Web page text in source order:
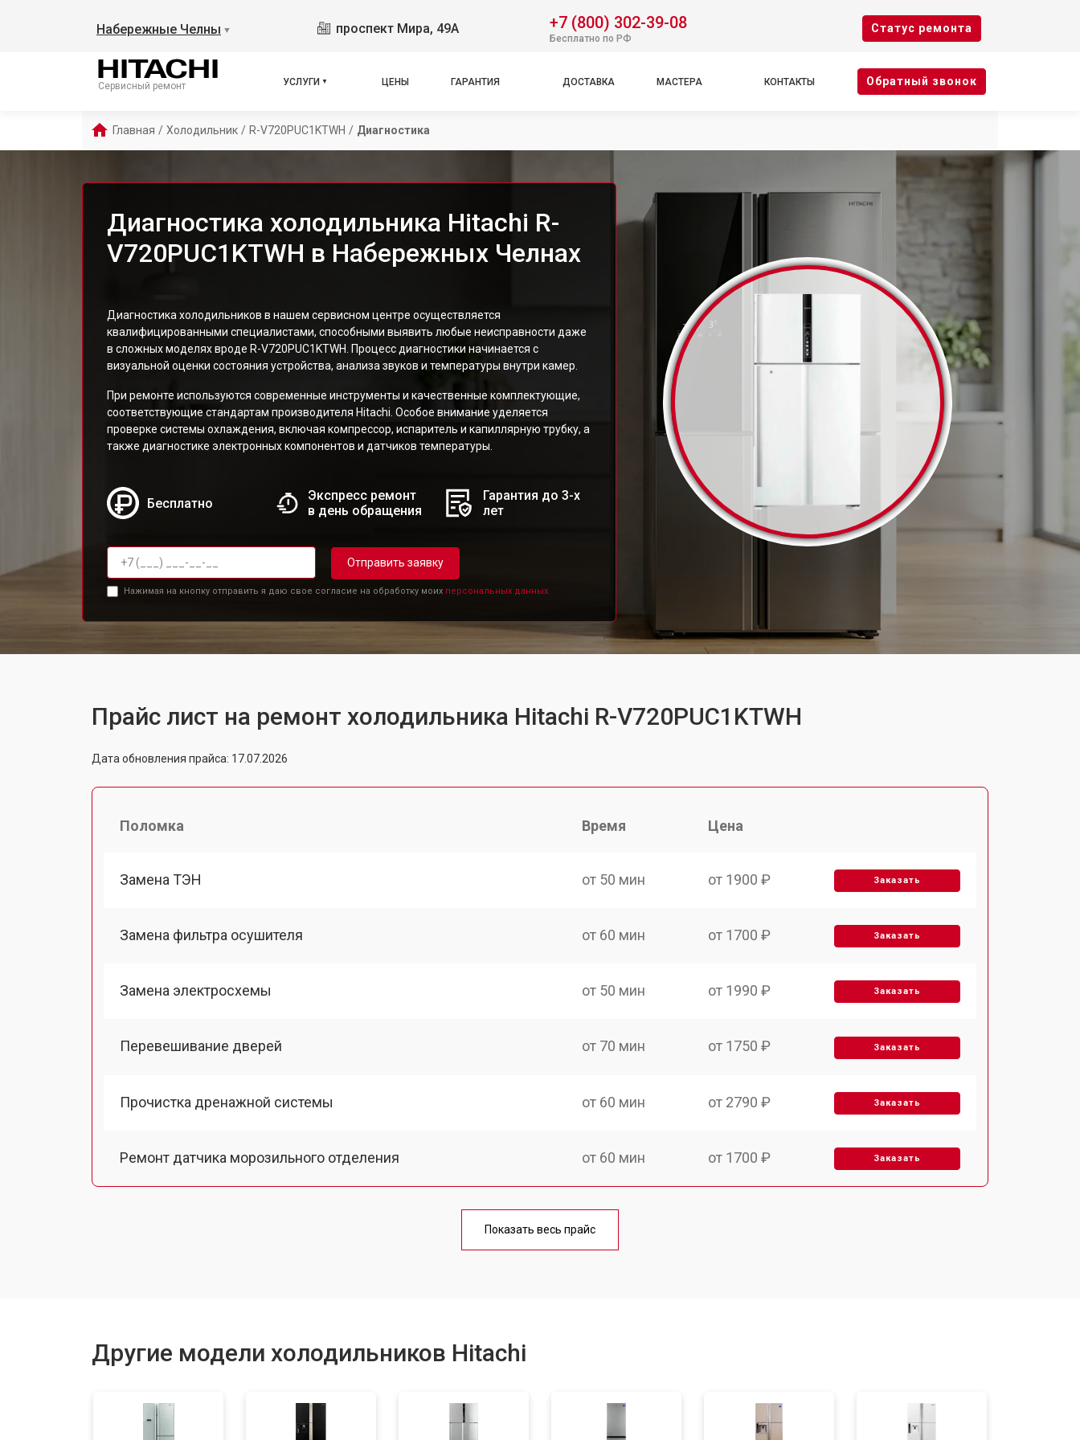
Набережные Челны ▼ проспект Мира, 49А +7 (800) 302-39-08
Бесплатно по РФ
Cтатус ремонта
Сервисный ремонт УСЛУГИ ЦЕНЫ ГАРАНТИЯ ДОСТАВКА МАСТЕРА КОНТАКТЫ Oбратный звонок
Главная / Холодильник / R-V720PUC1KTWH / Диагностика
Диагностика холодильника Hitachi R-
V720PUC1KTWH в Набережных Челнах
Диагностика холодильников в нашем сервисном центре осуществляется
квалифицированными специалистами, способными выявить любые неисправности даже
в сложных моделях вроде R-V720PUC1KTWH. Процесс диагностики начинается с
визуальной оценки состояния устройства, анализа звуков и температуры внутри камер.
При ремонте используются современные инструменты и качественные комплектующие,
соответствующие стандартам производителя Hitachi. Особое внимание уделяется
проверке системы охлаждения, включая компрессор, испаритель и капиллярную трубку, а
также диагностике электронных компонентов и датчиков температуры.
Бесплатно
Экспресс ремонт
в день обращения
Гарантия до 3-х
лет
Отправить заявку
Нажимая на кнопку отправить я даю свое согласие на обработку моих персональных данных.
Прайс лист на ремонт холодильника Hitachi R-V720PUC1KTWH
Дата обновления прайса: 17.07.2026
Поломка Время Цена
Замена ТЭН от 50 мин от 1900 ₽ Заказать
Замена фильтра осушителя от 60 мин от 1700 ₽ Заказать
Замена электросхемы от 50 мин от 1990 ₽ Заказать
Перевешивание дверей от 70 мин от 1750 ₽ Заказать
Прочистка дренажной системы от 60 мин от 2790 ₽ Заказать
Ремонт датчика морозильного отделения от 60 мин от 1700 ₽ Заказать
от 50 мин
Замена платы управления (мат.платы, мейн платы) от 50 мин от 1700 ₽ Заказать
Показать весь прайс
Другие модели холодильников Hitachi